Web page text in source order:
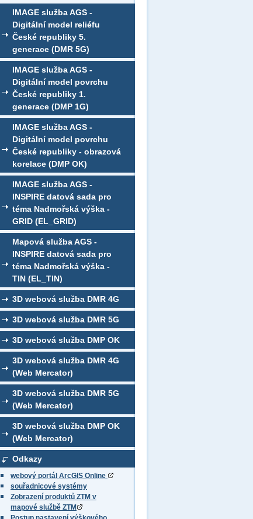
IMAGE služba AGS -
Digitální model reliéfu
České republiky 5.
generace (DMR 5G)
IMAGE služba AGS -
Digitální model povrchu
České republiky 1.
generace (DMP 1G)
IMAGE služba AGS -
Digitální model povrchu
České republiky - obrazová
korelace (DMP OK)
IMAGE služba AGS -
INSPIRE datová sada pro
téma Nadmořská výška -
GRID (EL_GRID)
Mapová služba AGS -
INSPIRE datová sada pro
téma Nadmořská výška -
TIN (EL_TIN)
3D webová služba DMR 4G
3D webová služba DMR 5G
3D webová služba DMP OK
3D webová služba DMR 4G
(Web Mercator)
3D webová služba DMR 5G
(Web Mercator)
3D webová služba DMP OK
(Web Mercator)
Odkazy
webový portál ArcGIS Online
souřadnicové systémy
Zobrazení produktů ZTM v
mapové službě ZTM